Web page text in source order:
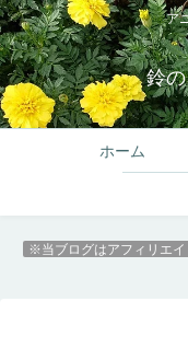
ア
鈴
ホーム
※当ブログはアフィリエイ